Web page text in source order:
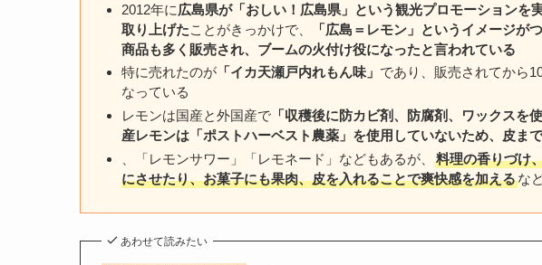
2012年に広島県が「おしい！広島県」という観光プロモーションを
取り上げたことがきっかけで、
「広島＝レモン」というイメージが
商品も多く販売され、ブームの火付け役になったと言われている
特に売れたのが 「イカ天瀬戸内れもん味」 であり、販売されてから
なっている
レモンは国産と外国産で 「収穫後に防カビ剤、防腐剤、ワックスを
産レモンは「ポストハーベスト農薬」を使用していないため、皮ま
、「レモンサワー」「レモネード」などもあるが、
料理の香りづけ
にさせたり、お菓子にも果肉、皮を入れることで爽快感を加えるな
あわせて読みたい